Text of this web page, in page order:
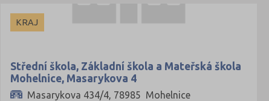
Domažlice (27)
Frýdek-Místek (90)
KRAJ
Střední škola, Základní škola a Mateřská škola
Mohelnice, Masarykova 4
Masarykova 434/4, 78985 Mohelnice